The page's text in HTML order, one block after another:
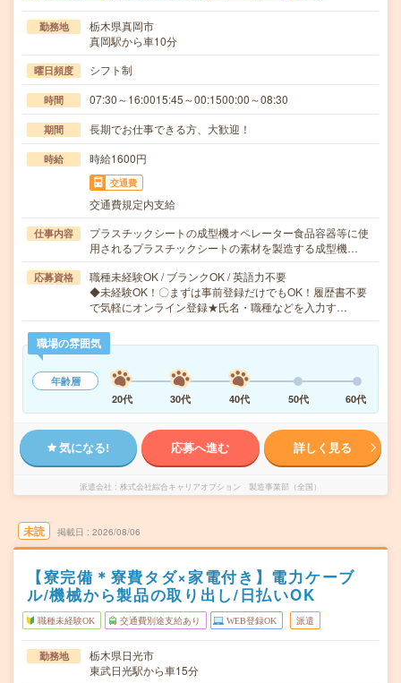
勤務地
栃木県真岡市
真岡駅から車10分
曜日頻度 シフト制
時間 07:30～16:0015:45～00:1500:00～08:30
期間 長期でお仕事できる方、大歓迎！
時給 時給1600円
交通費
交通費規定内支給
仕事内容
プラスチックシートの成型機オペレーター食品容器等に使
用されるプラスチックシートの素材を製造する成型機…
応募資格
職種未経験OK / ブランクOK / 英語力不要
◆未経験OK！〇まずは事前登録だけでもOK！履歴書不要
で気軽にオンライン登録★氏名・職種などを入力す…
職場の雰囲気
年齢層
20代
30代 40代 50代 60代
気になる! 応募へ進む 詳しく見る
派遣会社 株式会社綜合キャリアオプション 製造事業部（全国）
未読 掲載日 2026/08/06
【寮完備＊寮費タダ×家電付き】電力ケーブ
ル/機械から製品の取り出し/日払いOK
職種未経験OK 交通費別途支給あり WEB登録OK 派遣
勤務地
栃木県日光市
東武日光駅から車15分